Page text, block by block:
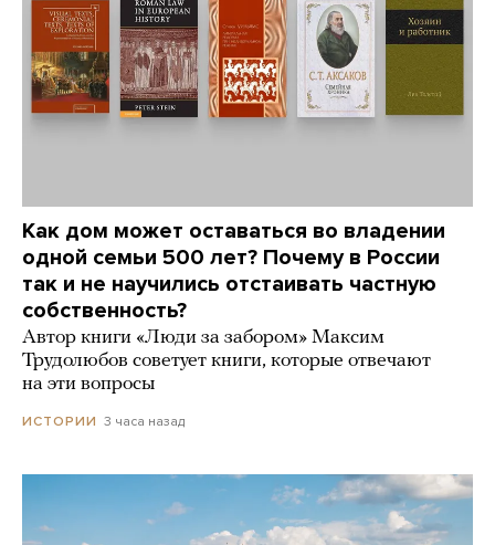
Как дом может оставаться во владении
одной семьи 500 лет? Почему в России
так и не научились отстаивать частную
собственность?
Автор книги «Люди за забором» Максим
Трудолюбов советует книги, которые отвечают
на эти вопросы
ИСТОРИИ 3 часа назад